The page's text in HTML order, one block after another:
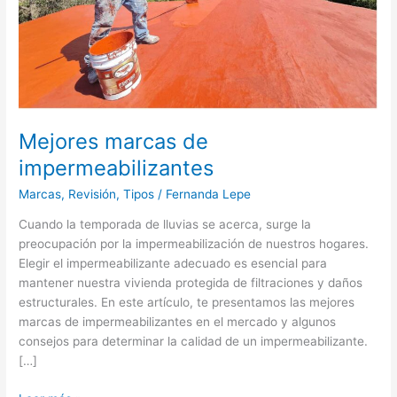
Mejores marcas de
impermeabilizantes
Marcas, Revisión,Tipos / Fernanda Lepe
Cuando la temporada de lluvias se acerca, surge la
preocupación por la impermeabilización de nuestros hogares.
Elegir el impermeabilizante adecuado es esencial para
mantener nuestra vivienda protegida de filtraciones y daños
estructurales. En este artículo, te presentamos las mejores
marcas de impermeabilizantes en el mercado y algunos
consejos para determinar la calidad de un impermeabilizante.
[…]